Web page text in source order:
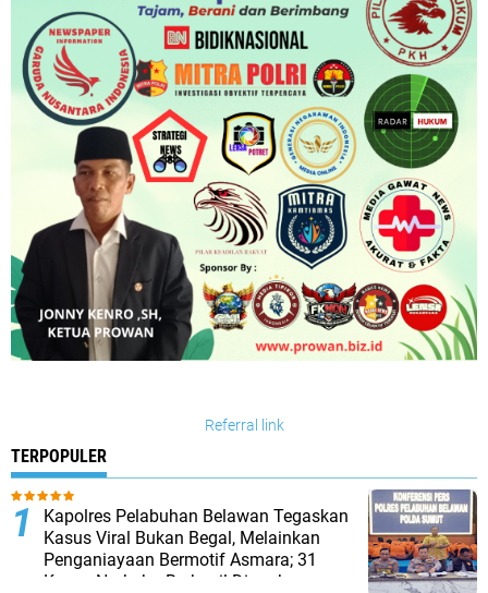
Referral link
TERPOPULER
Kapolres Pelabuhan Belawan Tegaskan
Kasus Viral Bukan Begal, Melainkan
Penganiayaan Bermotif Asmara; 31
Kasus Narkoba Berhasil Diungkap